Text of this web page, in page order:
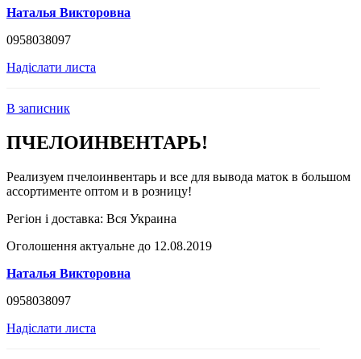
Наталья Викторовна
0958038097
Надіслати листа
В записник
ПЧЕЛОИНВЕНТАРЬ!
Реализуем пчелоинвентарь и все для вывода маток в большом
ассортименте оптом и в розницу!
Регіон і доставка: Вся Украина
Оголошення актуальне до 12.08.2019
Наталья Викторовна
0958038097
Надіслати листа